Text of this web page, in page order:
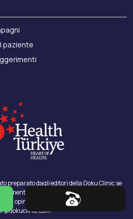
paziente
preparato dagli editori della Doku Clinic se
specificato.
opinioni o obiezioni contattandoci.